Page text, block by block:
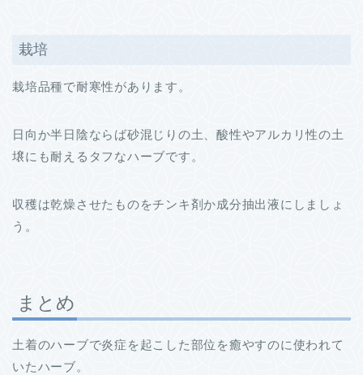
栽培
栽培品種で耐寒性があります。
日向か半日陰ならば砂混じりの土、酸性やアルカリ性の土
壌にも耐えるタフなハーブです。
収穫は乾燥させたものをチンキ剤か成分抽出液にしましょ
う。
まとめ
土着のハーブで炎症を起こした部位を癒やすのに使われて
いたハーブ。